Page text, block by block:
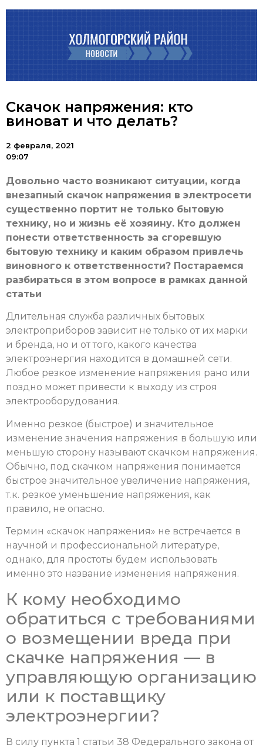
Скачок напряжения: кто
виноват и что делать?
2 февраля, 2021
09:07
Довольно часто возникают ситуации, когда
внезапный скачок напряжения в электросети
существенно портит не только бытовую
технику, но и жизнь её хозяину. Кто должен
понести ответственность за сгоревшую
бытовую технику и каким образом привлечь
виновного к ответственности? Постараемся
разбираться в этом вопросе в рамках данной
статьи
Длительная служба различных бытовых
электроприборов зависит не только от их марки
и бренда, но и от того, какого качества
электроэнергия находится в домашней сети.
Любое резкое изменение напряжения рано или
поздно может привести к выходу из строя
электрооборудования.
Именно резкое (быстрое) и значительное
изменение значения напряжения в большую или
меньшую сторону называют скачком напряжения.
Обычно, под скачком напряжения понимается
быстрое значительное увеличение напряжения,
т.к. резкое уменьшение напряжения, как
правило, не опасно.
Термин «скачок напряжения» не встречается в
научной и профессиональной литературе,
однако, для простоты будем использовать
именно это название изменения напряжения.
К кому необходимо
обратиться с требованиями
о возмещении вреда при
скачке напряжения — в
управляющую организацию
или к поставщику
электроэнергии?
В силу пункта 1 статьи 38 Федерального закона от